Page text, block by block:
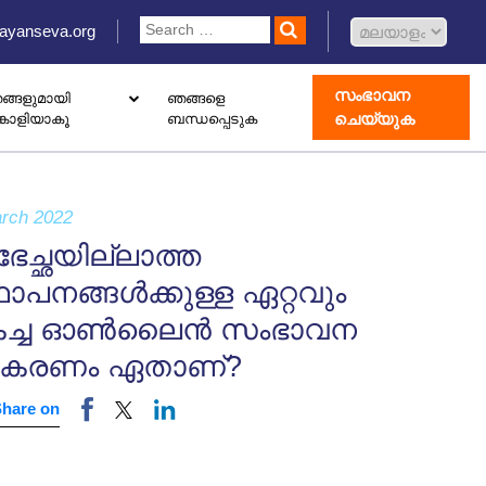
ഞങ്ങളെ
ബന്ധപ്പെടുക
സംഭാവന
ചെയ്യുക
2022
ഏറ്റവും
ഓൺലൈൻ സംഭാവന
ഏതാണ്?
on